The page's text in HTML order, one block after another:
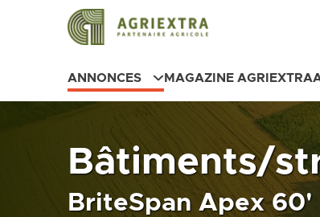
ANNONCES MAGAZINE AGRIEXTRA
Bâtiments/
BriteSpan Apex